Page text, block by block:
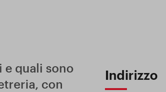
e quali sono
con
Indirizzo